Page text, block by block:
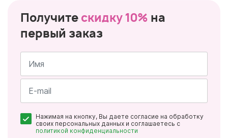
Получите скидку 10% на
первый заказ
Имя
*
Нажимая на кнопку, Вы даете согласие на обработку
своих персональных данных и соглашаетесь с
политикой конфиденциальности